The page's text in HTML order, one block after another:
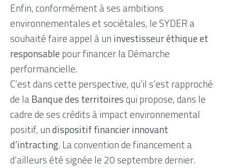
Enfin, conformément à ses ambitions
environnementales et sociétales, le SYDER a
souhaité faire appel à un investisseur éthique et
responsablepour financer la Démarche
performancielle.
C’est dans cette perspective, qu’il s’est rapproché
de laBanque des territoiresqui propose, dans le
cadre de ses crédits à impact environnemental
positif, undispositif financier innovant
d’intracting. La convention de financement a
d’ailleurs été signée le 20 septembre dernier.